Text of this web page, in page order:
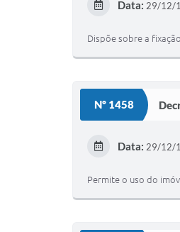
Data: 29/12/
Dispõe sobre a
Nº 1458
Data: 29/12/
Permite o uso do